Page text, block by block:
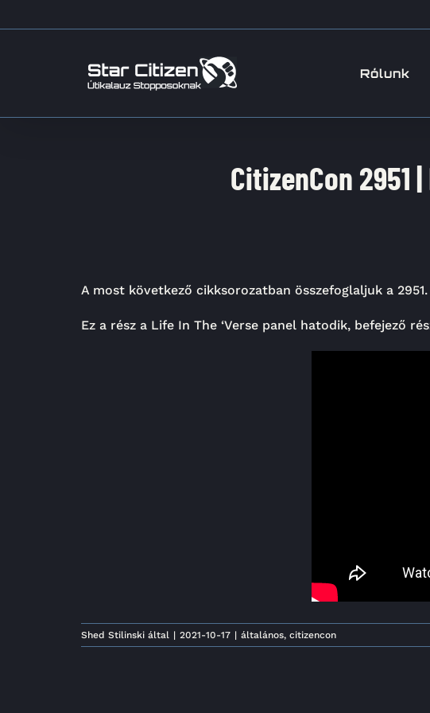
Rólunk
CitizenCon 2951
A most következő cikksorozatban összefoglaljuk a
Ez a rész a Life In The ‘Verse panel hatodik, befejező
Shed Stilinski által | 2021-10-17 | általános, citizencon